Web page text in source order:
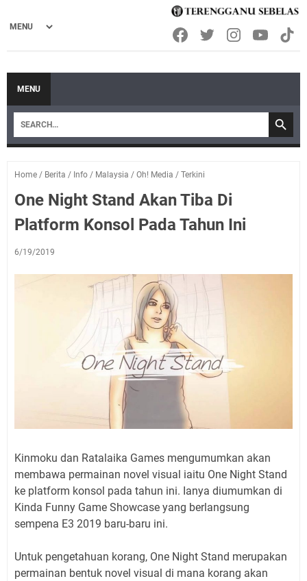
MENU
Home / Berita / Info / Malaysia / Oh! Media / Terkini
One Night Stand Akan Tiba Di
Platform Konsol Pada Tahun Ini
6/19/2019
Kinmoku dan Ratalaika Games mengumumkan akan
membawa permainan novel visual iaitu One Night Stand
ke platform konsol pada tahun ini. Ianya diumumkan di
Kinda Funny Game Showcase yang berlangsung
sempena E3 2019 baru-baru ini.
Untuk pengetahuan korang, One Night Stand merupakan
permainan bentuk novel visual di mana korang akan